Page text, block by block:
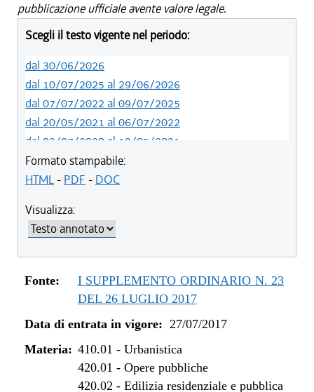
pubblicazione ufficiale avente valore legale.
Scegli il testo vigente nel periodo:
dal 30/06/2026
dal 10/07/2025 al 29/06/2026
dal 07/07/2022 al 09/07/2025
dal 20/05/2021 al 06/07/2022
dal 02/07/2020 al 19/05/2021
dal 01/05/2019 al 01/07/2020
dal 01/01/2019 al 30/04/2019
dal 11/11/2017 al 14/02/2018
dal 10/08/2017 al 10/11/2017
dal 27/07/2017 al 09/08/2017
Formato stampabile:
HTML- PDF - DOC
Visualizza:
Fonte:
I SUPPLEMENTO ORDINARIO N. 23
DEL 26 LUGLIO 2017
Data di entrata in vigore: 27/07/2017
Materia: 410.01 - Urbanistica
420.01 - Opere pubbliche
420.02 - Edilizia residenziale e pubblica